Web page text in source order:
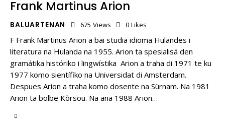
Frank Martinus Arion
BALUARTENAN 675 Views 0 Likes
F Frank Martinus Arion a bai studia idioma Hulandes i
literatura na Hulanda na 1955. Arion ta spesialisá den
gramátika históriko i lingwístika Arion a traha di 1971 te ku
1977 komo sientífiko na Universidat di Amsterdam.
Despues Arion a traha komo dosente na Sürnam. Na 1981
Arion ta bolbe Kòrsou. Na aña 1988 Arion…